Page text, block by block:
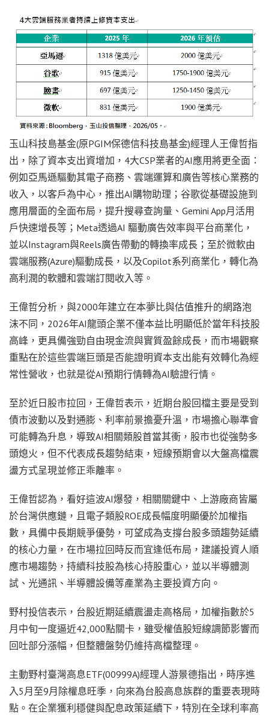
玉山科技島基金(原PGIM保德信科技島基金)經理人王偉哲指
出，除了資本支出資增加，4大CSP業者的AI應用將更全面：
例如亞馬遜驅動其電子商務、雲端運算和廣告等核心業務的
收入，以客戶為中心，推出AI購物助理；谷歌從基礎設施到
應用層面的全面布局，提升搜尋查詢量、Gemini App月活用
戶快速增長等；Meta透過AI 驅動廣告效率與平台商業化，
並以Instagram與Reels廣告帶動的轉換率成長；至於微軟由
雲端服務(Azure)驅動成長，以及Copilot系列商業化，轉化為
高利潤的軟體和雲端訂閱收入等。
王偉哲分析，與2000年建立在本夢比與估值推升的網路泡
沫不同，2026年AI龍頭企業不僅本益比明顯低於當年科技股
高峰，更具備強勁自由現金流與實質盈餘成長，而市場觀察
重點在於這些雲端巨頭是否能證明資本支出能有效轉化為經
常性營收，也就是從AI預期行情轉為AI驗證行情。
至於近日股市拉回，王偉哲表示，近期台股回檔主要是受到
債市波動以及對通膨、利率前景擔憂升溫，市場擔心聯準會
可能轉為升息，導致AI相關類股首當其衝，股市也從強勢多
頭熄火，但不代表成長趨勢結束，短線預期會以大盤高檔震
盪方式呈現並修正乖離率。
王偉哲認為，看好這波AI爆發，相關關鍵中、上游廠商皆屬
於台灣供應鏈，且電子類股ROE成長幅度明顯優於加權指
數，具備中長期競爭優勢，可望成為支撐台股多頭趨勢延續
的核心力量，在市場拉回時反而宜逢低布局，建議投資人順
應市場趨勢，持續科技股為核心持股重心，並以半導體測
試、光通訊、半導體設備等產業為主要投資方向。
野村投信表示，台股近期延續震盪走高格局，加權指數於5
月中旬一度逼近42,000點關卡，雖受權值股短線調節影響而
回吐部分漲幅，但整體盤勢仍維持高檔整理。
主動野村臺灣高息ETF(00999A)經理人游景德指出，時序進
入5月至9月除權息旺季，向來為台股高息族群的重要表現時
點。在企業獲利穩健與配息政策延續下，特別在全球利率高